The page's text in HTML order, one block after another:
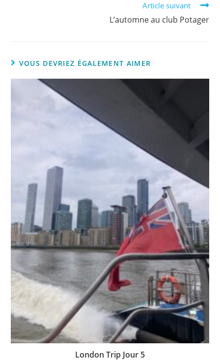
Article suivant
L’automne au club Potager
VOUS DEVRIEZ ÉGALEMENT AIMER
London Trip Jour 5